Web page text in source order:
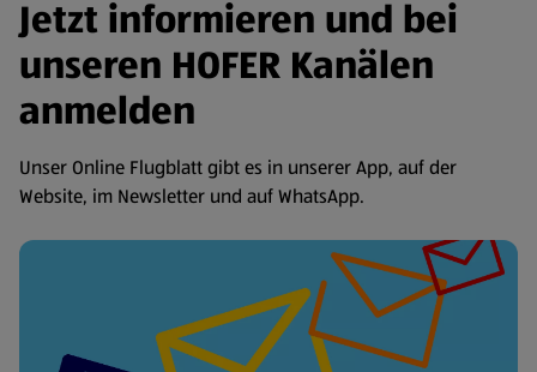
Jetzt informieren und bei
unseren HOFER Kanälen
anmelden
Unser Online Flugblatt gibt es in unserer App, auf der
Website, im Newsletter und auf WhatsApp.